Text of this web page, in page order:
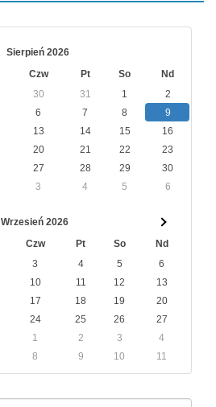
Sierpień 2026
Czw Pt So
Nd
30 31 1
2
6 7 8
9
13 14 15
16
20 21 22
23
27 28 29
30
3 4 5 6
Wrzesień 2026
Czw Pt So
Nd
3 4 5
6
10 11 12
13
17 18 19
20
24 25 26
27
1 2 3
4
8 9 10 11